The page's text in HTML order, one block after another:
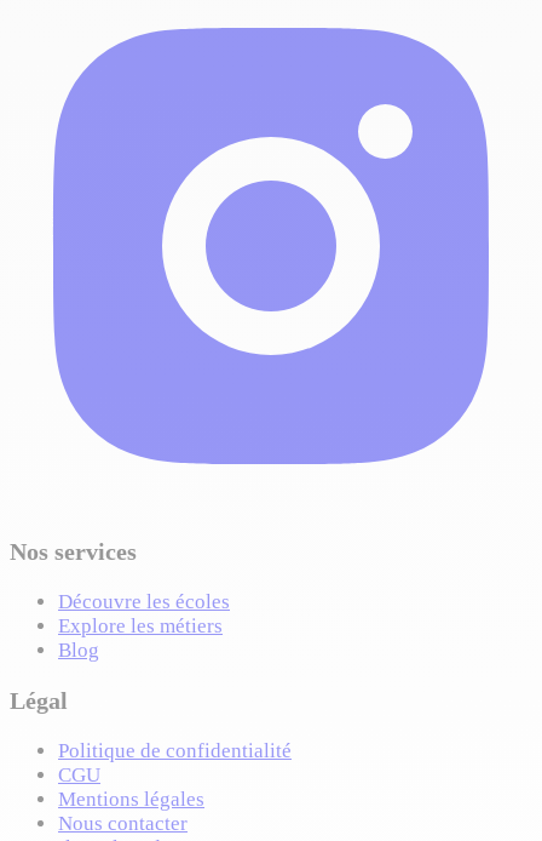
Nos services
Découvre les écoles
Explore les métiers
Blog
Légal
Politique de confidentialité
CGU
Mentions légales
Nous contacter